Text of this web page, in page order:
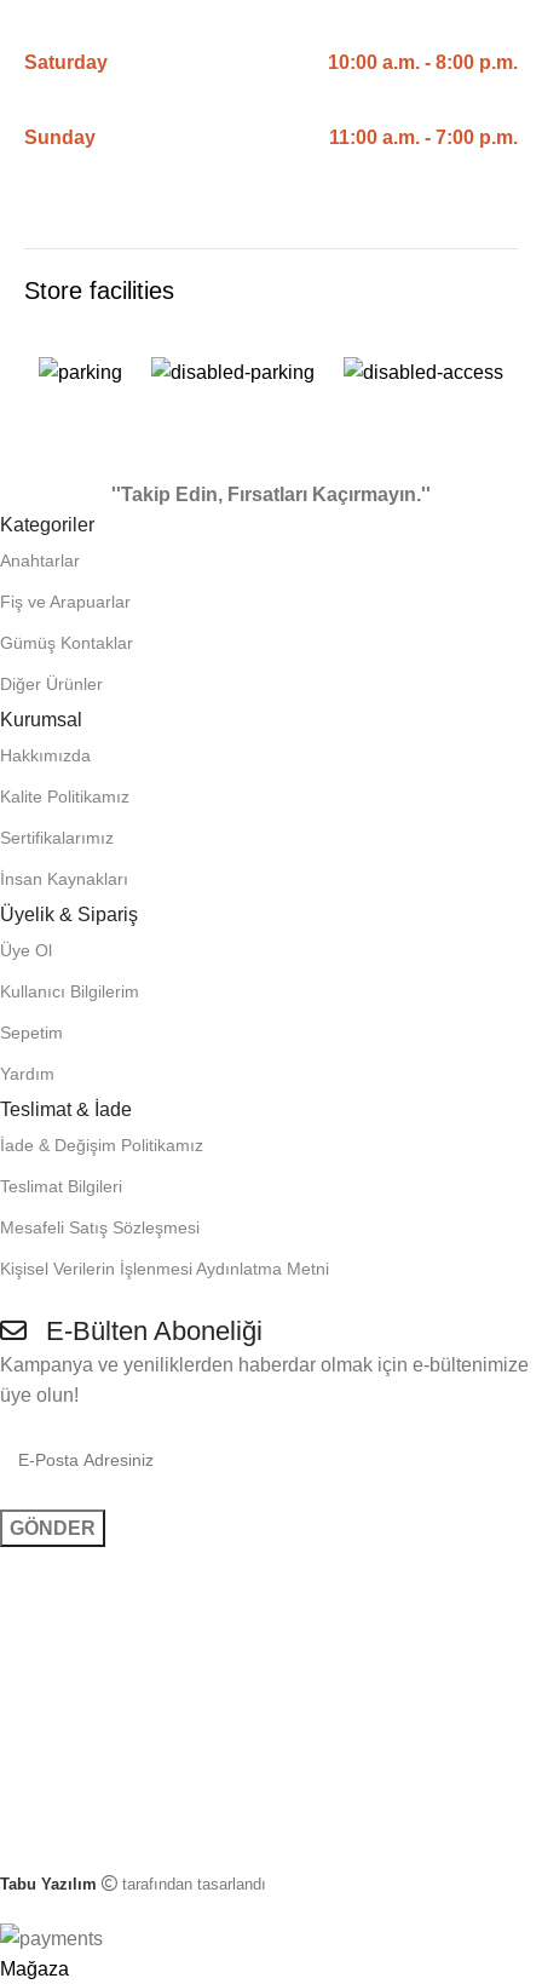
Saturday 10:00 a.m. - 8:00 p.m.
Sunday 11:00 a.m. - 7:00 p.m.
Store facilities
''Takip Edin, Fırsatları Kaçırmayın.''
Kategoriler
Anahtarlar
Fiş ve Arapuarlar
Gümüş Kontaklar
Diğer Ürünler
Kurumsal
Hakkımızda
Kalite Politikamız
Sertifikalarımız
İnsan Kaynakları
Üyelik & Sipariş
Üye Ol
Kullanıcı Bilgilerim
Sepetim
Yardım
Teslimat & İade
İade & Değişim Politikamız
Teslimat Bilgileri
Mesafeli Satış Sözleşmesi
Kişisel Verilerin İşlenmesi Aydınlatma Metni
E-Bülten Aboneliği
Kampanya ve yeniliklerden haberdar olmak için e-bültenimize
üye olun!
Tabu Yazılım tarafından tasarlandı
Mağaza